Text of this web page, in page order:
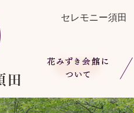
セレモニー須田
もしもの時は
総費用について